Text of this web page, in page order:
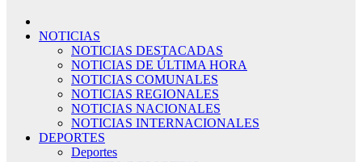
NOTICIAS
NOTICIAS DESTACADAS
NOTICIAS DE ÚLTIMA HORA
NOTICIAS COMUNALES
NOTICIAS REGIONALES
NOTICIAS NACIONALES
NOTICIAS INTERNACIONALES
DEPORTES
Deportes